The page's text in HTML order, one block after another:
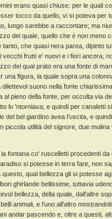
erano quasi chiuse: per le quali
tocco da quello, vi si poteva per
lungo sarebbe a raccontare; ma
del quale, quello che è non meno
che quasi nera parea, dipinto
frutti e' nuovi e i fiori ancora,
del qual prato era una fonte di
figura, la quale sopra una
suono nella fonte
al pieno della fonte, per occulta via
lo 'ntorniava; e quindi per canaletti
bel giardino avea l'uscita, e
utilità del signore, due mulina
fontana co' ruscelletti procedenti
si potesse in terra fare, non
qual bellezza gli si potesse
ghirlande bellissime, tuttavia
bellezza, della quale, dall'altre
animali, e l'uno all'altro
andar pascendo e, oltre a questi,